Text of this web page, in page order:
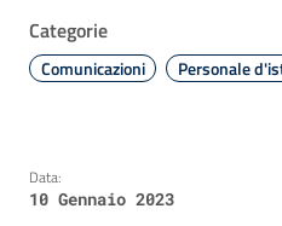
Categorie
Comunicazioni Personale
Data:
10 Gennaio 2023